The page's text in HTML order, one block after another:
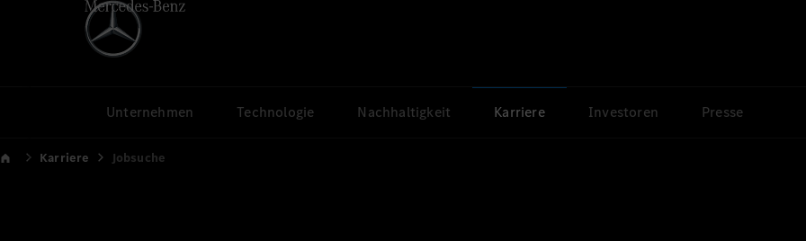
Unternehmen Technologie Nachhaltigkeit Karriere Investoren Presse
Karriere Jobsuche